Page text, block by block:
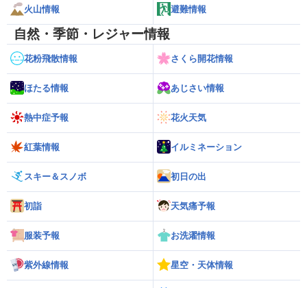
火山情報 避難情報
自然・季節・レジャー情報
花粉飛散情報 さくら開花情報
ほたる情報 あじさい情報
熱中症予報 花火天気
紅葉情報 イルミネーション
スキー＆スノボ 初日の出
初詣 天気痛予報
服装予報 お洗濯情報
紫外線情報 星空・天体情報